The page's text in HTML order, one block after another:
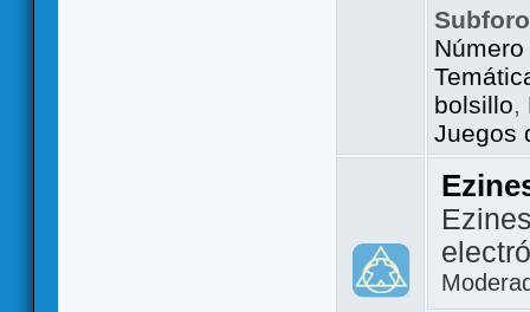
bolsillo,
Juegos